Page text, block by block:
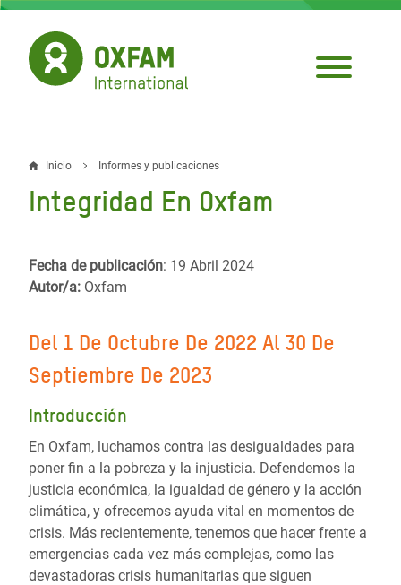
Pasar
contenido
principal
Sobrescribir
enlaces
ayuda
la
navegación
Inicio Informes y publicaciones
Integridad En Oxfam
Fecha de publicación: 19 Abril 2024
Autor/a: Oxfam
Del 1 De Octubre De 2022 Al 30 De
Septiembre De 2023
Introducción
En Oxfam, luchamos contra las desigualdades para
poner fin a la pobreza y la injusticia. Defendemos la
justicia económica, la igualdad de género y la acción
climática, y ofrecemos ayuda vital en momentos de
crisis. Más recientemente, tenemos que hacer frente a
emergencias cada vez más complejas, como las
devastadoras crisis humanitarias que siguen